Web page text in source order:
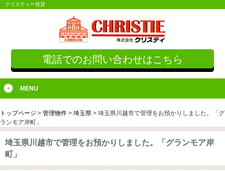
クリスティー賃貸
電話でのお問い合わせはこちら
MENU
トップページ > 管理物件 > 埼玉県 > 埼玉県川越市で管理をお預かりしました。「グ
ランモア岸町」
埼玉県川越市で管理をお預かりしました。「グランモア岸
町」